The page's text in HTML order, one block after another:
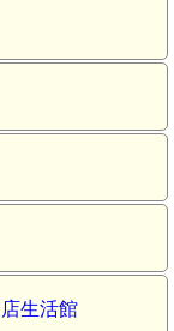
生活館